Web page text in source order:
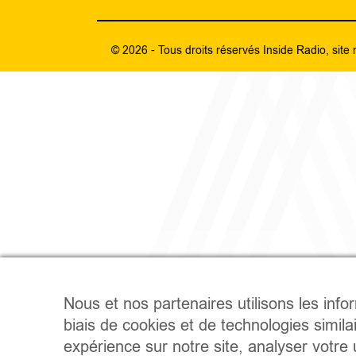
© 2026 - Tous droits réservés Inside Radio, site
Nous et nos partenaires utilisons les
biais de cookies et de technologies
expérience sur notre site, analyser votre